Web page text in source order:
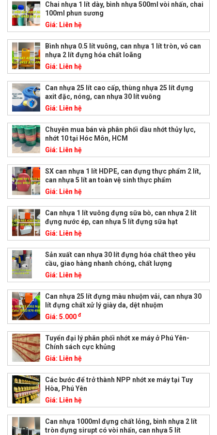
Chai nhựa 1 lít dày, bình nhựa 500ml vòi nhấn, chai
100ml phun sương
Giá: Liên hệ
Bình nhựa 0.5 lít vuông, can nhựa 1 lít tròn, vỏ can
nhựa 2 lít đựng hóa chất loãng
Giá: Liên hệ
Can nhựa 25 lít cao cấp, thùng nhựa 25 lít đựng
axit đặc, nóng, can nhựa 30 lít vuông
Giá: Liên hệ
Chuyên mua bán và phân phối dầu nhớt thủy lực,
nhớt 10 tại Hóc Môn, HCM
Giá: Liên hệ
SX can nhựa 1 lít HDPE, can đựng thực phẩm 2 lít,
can nhựa 5 lít an toàn vệ sinh thực phẩm
Giá: Liên hệ
Can nhựa 1 lít vuông đựng sữa bò, can nhựa 2 lít
đựng nước ép, can nhựa 5 lít đựng sữa hạt
Giá: Liên hệ
Sản xuất can nhựa 30 lít đựng hóa chất theo yêu
cầu, giao hàng nhanh chóng, chất lượng
Giá: Liên hệ
Can nhựa 25 lít đựng màu nhuộm vải, can nhựa 30
lít đựng chất xử lý giày da, dệt nhuộm
Giá: 5.000 đ
Tuyển đại lý phân phối nhớt xe máy ở Phú Yên-
Chính sách cực khủng
Giá: Liên hệ
Các bước để trở thành NPP nhớt xe máy tại Tuy
Hòa, Phú Yên
Giá: Liên hệ
Can nhựa 1000ml đựng chất lỏng, bình nhựa 2 lít
tròn đựng sirupt có vòi nhấn, can nhựa 5 lít